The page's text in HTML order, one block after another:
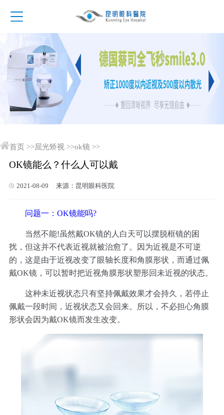
首页 >>屈光矫视 >>ok镜 >>
OK镜能么？什么人可以戴
2021-08-09 来源：昆明眼科医院
问题一：OK镜能吗?
当然不能!虽然戴OK镜的人白天可以摆脱框镜的困
扰，但这并不代表近视就被治愈了。因为近视是不可逆
的，这是由于近视改变了眼轴长度和角膜形状，而通过佩
戴OK镜，可以暂时把近视角膜形状塑形回未近视的状态。
这种未近视状态只有坚持佩戴效果才会持久，若停止
佩戴一段时间，近视状态又会回来。所以，不必担心角膜
形状会因为戴OK镜而发生改变。